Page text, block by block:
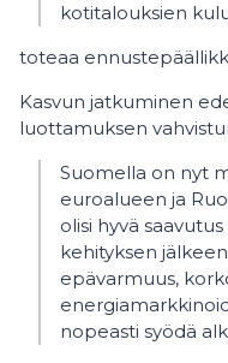
kotitalouksien
toteaa
Kasvun jatkuminen
luottamuksen
Suomella on nyt
euroalueen ja
olisi hyvä
kehityksen
epävarmuus,
nopeasti syödä